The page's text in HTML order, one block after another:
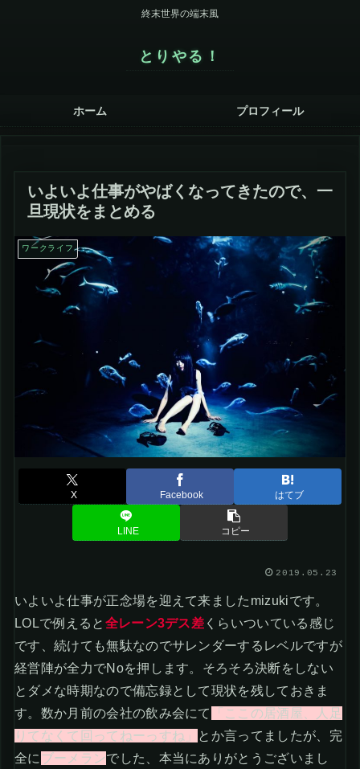
終末世界の端末風
とりやる！
ホーム プロフィール
いよいよ仕事がやばくなってきたので、一
旦現状をまとめる
ワークライフ
X Facebook はてブ
LINE コピー
2019.05.23
いよいよ仕事が正念場を迎えて来ましたmizukiです。
LOLで例えると 全レーン3デス差 くらいついている感じ
です、続けても無駄なのでサレンダーするレベルですが
経営陣が全力でNoを押します。そろそろ決断をしない
とダメな時期なので備忘録として現状を残しておきま
す。数か月前の会社の飲み会にて
「ここの居酒屋、人足
りてなくて回ってねーっすね」 とか言ってましたが、完
全にブーメランでした、本当にありがとうございまし